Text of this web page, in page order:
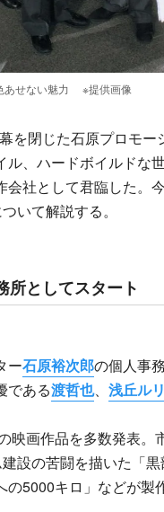
あせない魅力 ※提供画像
を閉じた石原プロモ
、ハードボイルドな
社として君臨した。
いて解説する。
所としてスタート
ー石原裕次郎の個人事
である渡哲也、 浅丘ル
映画作品を多数発表。
設の苦闘を描いた「
5000キロ」などが製